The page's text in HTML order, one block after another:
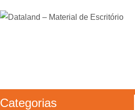
to
Dataland –
Categorias